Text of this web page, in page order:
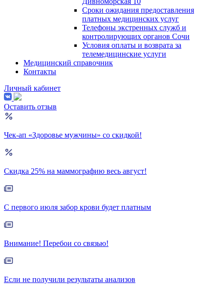
Сроки ожидания предоставления
платных медицинских услуг
Телефоны экстренных служб и
контролирующих органов Сочи
Условия оплаты и возврата за
телемедицинские услуги
Медицинский справочник
Контакты
Личный кабинет
Оставить отзыв
Чек-ап «Здоровье мужчины» со скидкой!
Скидка 25% на маммографию весь август!
С первого июля забор крови будет платным
Внимание! Перебои со связью!
Если не получили результаты анализов